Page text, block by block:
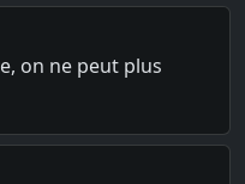
on ne peut plus